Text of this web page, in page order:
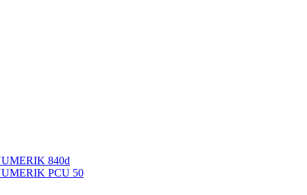
840d
PCU 50